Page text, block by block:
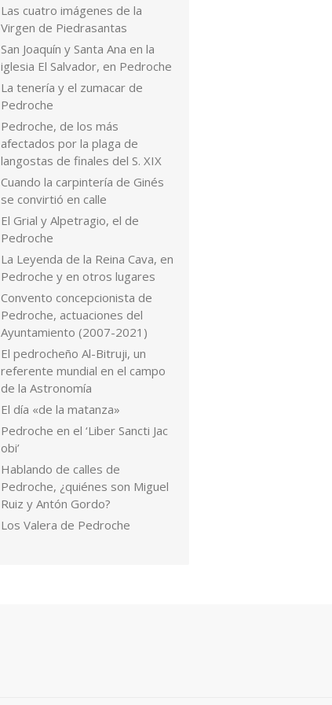
Las cuatro imágenes de la
Virgen de Piedrasantas
San Joaquín y Santa Ana en la
iglesia El Salvador, en Pedroche
La tenería y el zumacar de
Pedroche
Pedroche, de los más
afectados por la plaga de
langostas de finales del S. XIX
Cuando la carpintería de Ginés
se convirtió en calle
El Grial y Alpetragio, el de
Pedroche
La Leyenda de la Reina Cava, en
Pedroche y en otros lugares
Convento concepcionista de
Pedroche, actuaciones del
Ayuntamiento (2007-2021)
El pedrocheño Al-Bitruji, un
referente mundial en el campo
de la Astronomía
El día «de la matanza»
Pedroche en el ‘Liber Sancti Jac
obi’
Hablando de calles de
Pedroche, ¿quiénes son Miguel
Ruiz y Antón Gordo?
Los Valera de Pedroche